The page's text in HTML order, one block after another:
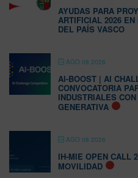
AYUDAS PARA
ARTIFICIAL 2026
DEL PAÍS VASCO
AGO 08 2026
AI-BOOST | AI
CONVOCATORIA
INDUSTRIALES
GENERATIVA
AGO 08 2026
IH-MIE OPEN CALL
MOVILIDAD